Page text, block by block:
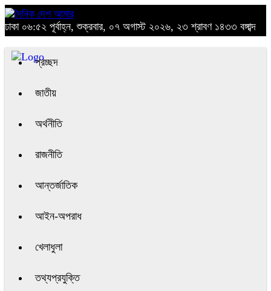
ঢাকা ০৬:৫২ পূর্বাহ্ন, শুক্রবার, ০৭ অগাস্ট ২০২৬, ২৩ শ্রাবণ ১৪৩৩ বঙ্গাব্দ
প্রচ্ছদ
জাতীয়
অর্থনীতি
রাজনীতি
আন্তর্জাতিক
আইন-অপরাধ
খেলাধুলা
তথ্যপ্রযুক্তি